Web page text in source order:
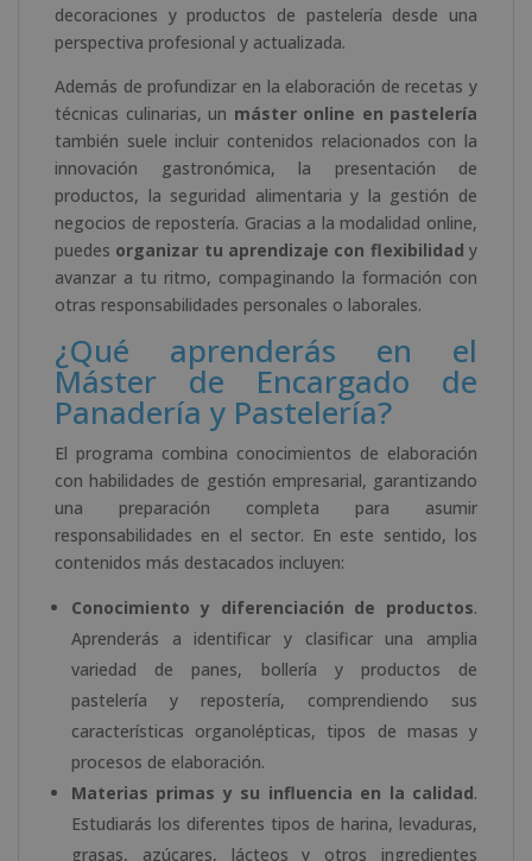
decoraciones y productos de pastelería desde una
perspectiva profesional y actualizada.
Además de profundizar en la elaboración de recetas y
técnicas culinarias, un máster online en pastelería
también suele incluir contenidos relacionados con la
innovación gastronómica, la presentación de
productos, la seguridad alimentaria y la gestión de
negocios de repostería. Gracias a la modalidad online,
puedes organizar tu aprendizaje con flexibilidad y
avanzar a tu ritmo, compaginando la formación con
otras responsabilidades personales o laborales.
¿Qué aprenderás en el
Máster de Encargado de
Panadería y Pastelería?
El programa combina conocimientos de elaboración
con habilidades de gestión empresarial, garantizando
una preparación completa para asumir
responsabilidades en el sector. En este sentido, los
contenidos más destacados incluyen:
Conocimiento y diferenciación de productos.
Aprenderás a identificar y clasificar una amplia
variedad de panes, bollería y productos de
pastelería y repostería, comprendiendo sus
características organolépticas, tipos de masas y
procesos de elaboración.
Materias primas y su influencia en la calidad.
Estudiarás los diferentes tipos de harina, levaduras,
grasas, azúcares, lácteos y otros ingredientes